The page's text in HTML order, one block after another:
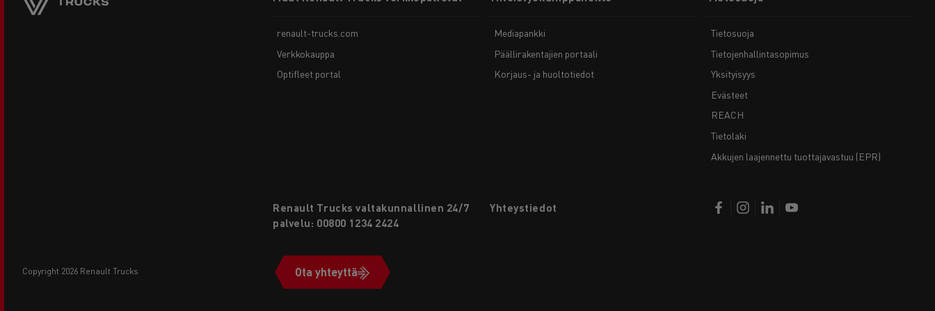
copyright 2026 Renault Trucks
renault-trucks.com
Verkkokauppa
Optifleet portal
Mediapankki
Päällirakentajien portaali
Korjaus- ja huoltotiedot
Tietosuoja
Tietojenhallintasopimus
Yksityisyys
Evästeet
REACH
Tietolaki
Akkujen laajennettu tuottajavastuu (EPR)
Renault Trucks valtakunnallinen 24/7
palvelu: 00800 1234 2424
Yhteystiedot
Ota yhteyttä